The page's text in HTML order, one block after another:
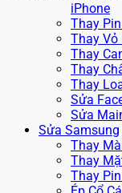
iPhone
Thay
Thay Vỏ
Thay
Thay
Thay
Sửa
Sửa
Sửa Samsung
Thay
Thay
Thay